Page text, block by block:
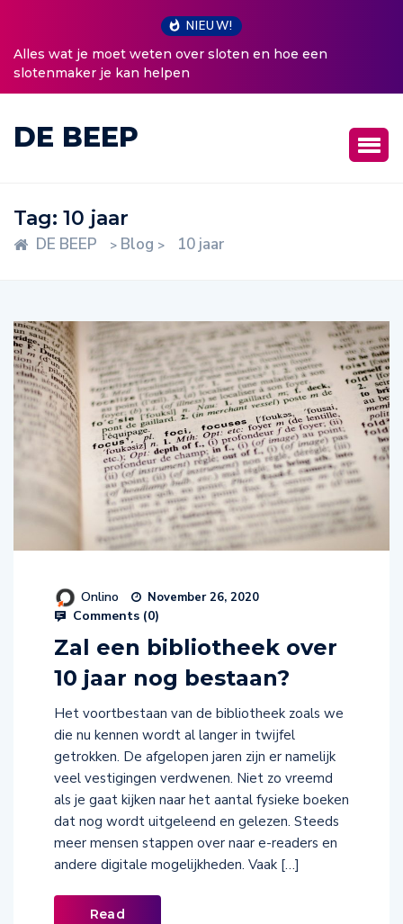
NIEUW!
Alles wat je moet weten over sloten en hoe een
slotenmaker je kan helpen
DE BEEP
Tag: 10 jaar
DE BEEP > Blog > 10 jaar
Onlino November 26, 2020
Comments (0)
Zal een bibliotheek over
10 jaar nog bestaan?
Het voortbestaan van de bibliotheek zoals we
die nu kennen wordt al langer in twijfel
getrokken. De afgelopen jaren zijn er namelijk
veel vestigingen verdwenen. Niet zo vreemd
als je gaat kijken naar het aantal fysieke boeken
dat nog wordt uitgeleend en gelezen. Steeds
meer mensen stappen over naar e-readers en
andere digitale mogelijkheden. Vaak […]
Read